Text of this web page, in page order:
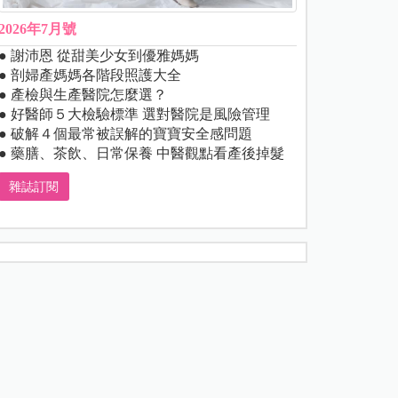
年7月號
謝沛恩 從甜美少女到優雅媽媽
剖婦產媽媽各階段照護大全
產檢與生產醫院怎麼選？
好醫師５大檢驗標準 選對醫院是風險管理
破解４個最常被誤解的寶寶安全感問題
藥膳、茶飲、日常保養 中醫觀點看產後掉髮
雜誌訂閱